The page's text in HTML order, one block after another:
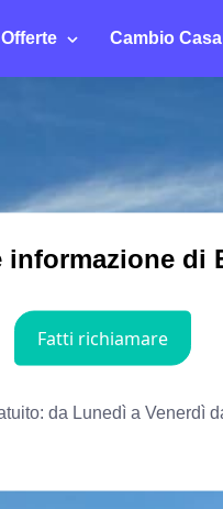
Offerte Cambio Casa